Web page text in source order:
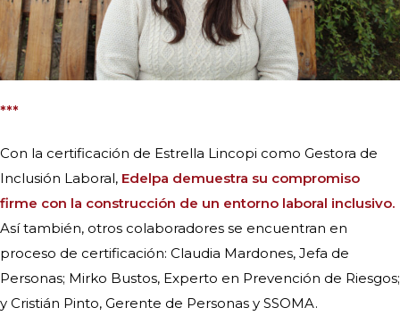
***
Con la certificación de Estrella Lincopi como Gestora de
Inclusión Laboral, Edelpa demuestra su compromiso
firme con la construcción de un entorno laboral inclusivo.
Así también, otros colaboradores se encuentran en
proceso de certificación: Claudia Mardones, Jefa de
Personas; Mirko Bustos, Experto en Prevención de Riesgos;
y Cristián Pinto, Gerente de Personas y SSOMA.